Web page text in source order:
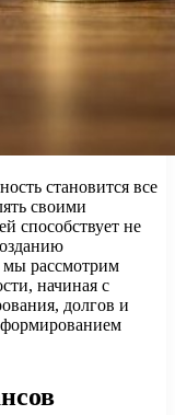
становится все
своими
способствует не
мы рассмотрим
начиная с
долгов и
формированием